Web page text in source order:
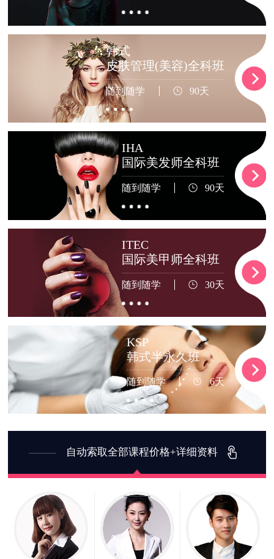
韩式
皮肤管理(美容)全科班
随到随学 90天
IHA
国际美发师全科班
随到随学 90天
ITEC
国际美甲师全科班
随到随学 30天
KSP
韩式半永久班
随到随学 6天
自动索取全部课程价格+详细资料